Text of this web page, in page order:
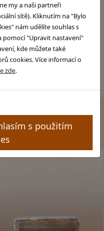
my a naši partneři
sítě). Kliknutím na "Bylo
nám udělíte souhlas s
pomocí "Upravit nastavení"
kde můžete také
cookies. Více informací o
zde.
s použitím
obchodů
whisky.cz
mladším 18 let. Copyright
vyhrazena. All rights